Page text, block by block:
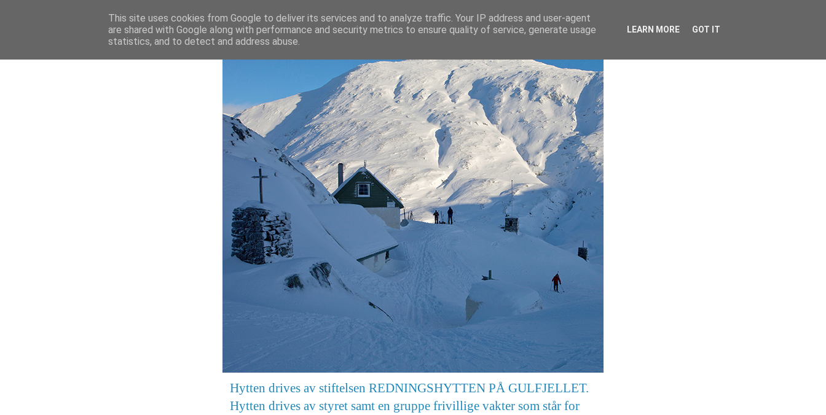
Hytten drives av stiftelsen REDNINGSHYTTEN PÅ GULFJELLET.
Hytten drives av styret samt en gruppe frivillige vakter som står for
This site uses cookies from Google to deliver its services and to analyze traffic. Your IP address and user-agent
are shared with Google along with performance and security metrics to ensure quality of service, generate usage
statistics, and to detect and address abuse.
LEARN MORE GOT IT